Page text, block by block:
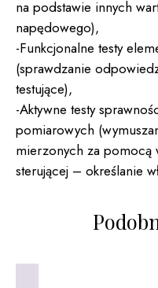
na podstawie innych
napędowego),
-Funkcjonalne testy
(sprawdzanie
testujące),
-Aktywne testy
pomiarowych
mierzonych za pomocą
sterującej – określanie